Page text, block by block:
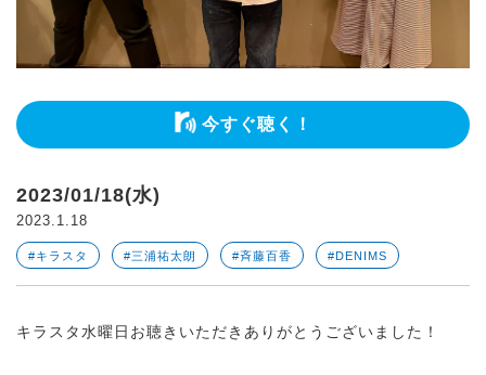
今すぐ聴く！
2023/01/18(水)
2023.1.18
#キラスタ #三浦祐太朗 #斉藤百香 #DENIMS
キラスタ水曜日お聴きいただきありがとうございました！